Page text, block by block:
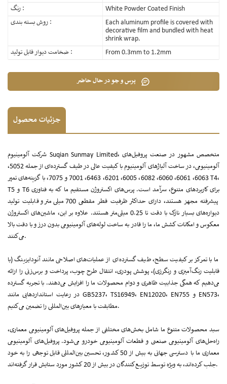
رنگ :
White Powder Coated Finish
روش بسته بندی :
Each aluminum profile is covered with
decorative film and bundled with heat
shrink wrap.
ضخامت دیوار قابل تولید :
From 0.3mm to 1.2mm
جزئیات محصول
شرکت آلومینیوم Suqian Sunmay Limited، متخصص مشهور در صنعت پروفیل‌های
آلومینیومی، در ساخت آلیاژهای آلومینیوم با کیفیت عالی در طیف گسترده‌ای از جمله 5052،
6063، 6061، 6060، 6082، 6005، 6201، 6463، 7001 و 7075، با گزینه‌های تمپر T4،
T5 و T6 برای کاربردهای متنوع، سرآمد است. پرس‌های اکستروژن مستقیم ما که به فناوری
پیشرفته مجهز هستند، دارای حداکثر ظرفیت قطر مقطعی 700 میلی‌متر و قابلیت تولید
دیواره‌های بسیار نازک با دقت تا 0.25 میلی‌متر هستند. علاوه بر این، ماشین‌های اکستروژن
معکوس و امکانات کشش ما، ما را قادر به ساخت لوله‌های آلومینیومی بدون درز و با دقت بالا
می‌کنند.
ما با تمرکز بر کیفیت سطح، طیف گسترده‌ای از عملیات‌های اصلاحی مانند آنودایزینگ (با
قابلیت رنگ‌آمیزی و رنگرزی)، پوشش پودری، انتقال طرح چوب، پرداخت و برس‌زنی را ارائه
می‌دهیم که همگی جذابیت ظاهری و دوام محصولات ما را افزایش می‌دهند. با تجربه گسترده
در رعایت استانداردهایی مانند GB5237، TS16949، EN12020، EN755 و EN573،
مطابقت با معیارهای بین‌المللی را تضمین می‌کنیم.
سبد محصولات متنوع ما شامل بخش‌های مختلفی از جمله پروفیل‌های آلومینیومی معماری،
راه‌حل‌های آلومینیومی صنعتی و قطعات آلومینیومی خودرو می‌شود. پروفیل‌های آلومینیومی
معماری ما با دسترسی جهانی به بیش از 50 کشور، تحسین بین‌المللی قابل توجهی را به خود
جلب کرده‌اند، به ویژه توسط توزیع‌کنندگان در بیش از 20 کشور مورد ستایش قرار گرفته‌اند.